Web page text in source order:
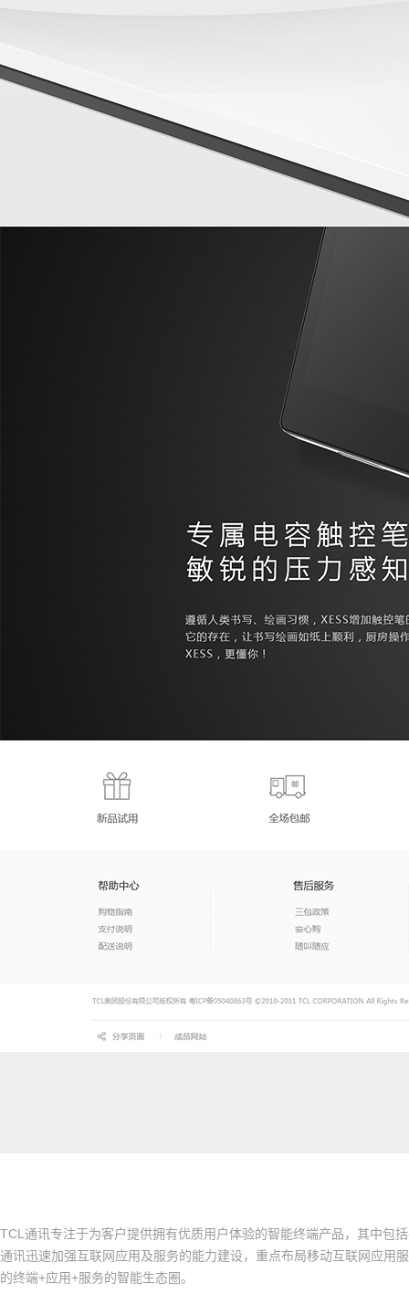
TCL通讯专注于为客户提供拥有优质用户体验的智能终端产品，其中包
通讯迅速加强互联网应用及服务的能力建设，重点布局移动互联网应用
的终端+应用+服务的智能生态圈。